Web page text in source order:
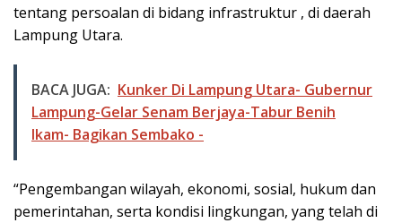
tentang persoalan di bidang infrastruktur , di daerah
Lampung Utara.
BACA JUGA: Kunker Di Lampung Utara- Gubernur
Lampung-Gelar Senam Berjaya-Tabur Benih
Ikam- Bagikan Sembako -
“Pengembangan wilayah, ekonomi, sosial, hukum dan
pemerintahan, serta kondisi lingkungan, yang telah di